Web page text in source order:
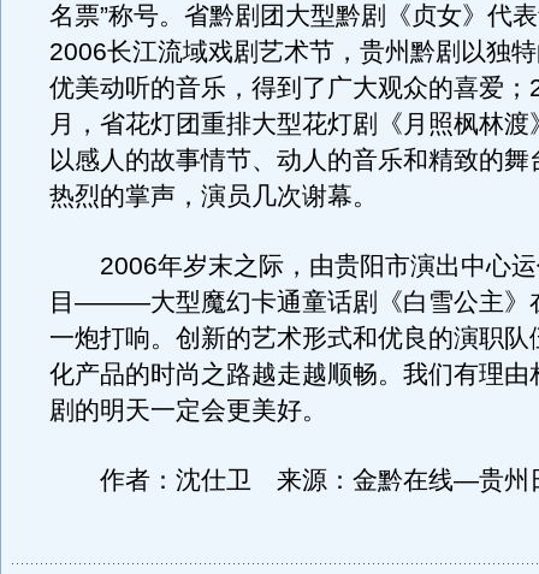
名票”称号。省黔剧团大型黔剧《贞女》代
2006长江流域戏剧艺术节，贵州黔剧以独
优美动听的音乐，得到了广大观众的喜爱；
月，省花灯团重排大型花灯剧《月照枫林渡
以感人的故事情节、动人的音乐和精致的舞
热烈的掌声，演员几次谢幕。
2006年岁末之际，由贵阳市演出中心运
目———大型魔幻卡通童话剧《白雪公主》
一炮打响。创新的艺术形式和优良的演职队
化产品的时尚之路越走越顺畅。我们有理由
剧的明天一定会更美好。
作者：沈仕卫 来源：金黔在线—贵州